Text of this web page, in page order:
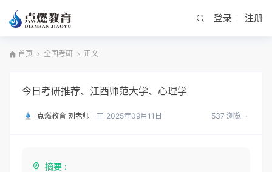
登录 注册
首页 全国考研 正文
今日考研推荐、江西师范大学、心理学
点燃教育 刘老师 2025年09月11日 537 浏览
摘要 :